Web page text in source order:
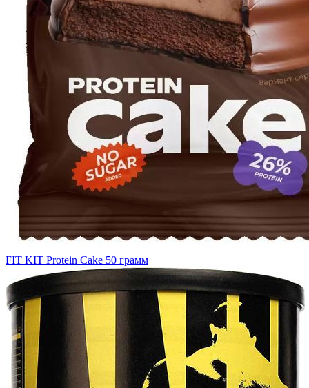
FIT KIT Protein Cake 50 грамм